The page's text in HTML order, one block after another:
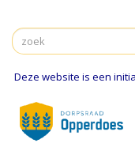
Deze website is een